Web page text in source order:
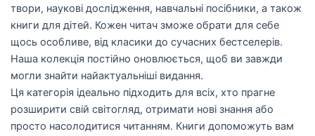
твори, наукові дослідження, навчальні посібники, а також
книги для дітей. Кожен читач зможе обрати для себе
щось особливе, від класики до сучасних бестселерів.
Наша колекція постійно оновлюється, щоб ви завжди
могли знайти найактуальніші видання.
Ця категорія ідеально підходить для всіх, хто прагне
розширити свій світогляд, отримати нові знання або
просто насолодитися читанням. Книги допоможуть вам